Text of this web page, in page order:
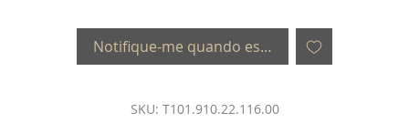
Notifique-me quando estiver disponível
SKU: T101.910.22.116.00